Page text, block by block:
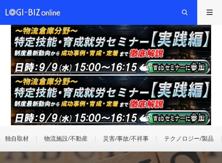
独自取材 物流施設/不動産 災害/事故/不祥事 テクノロジー/製品